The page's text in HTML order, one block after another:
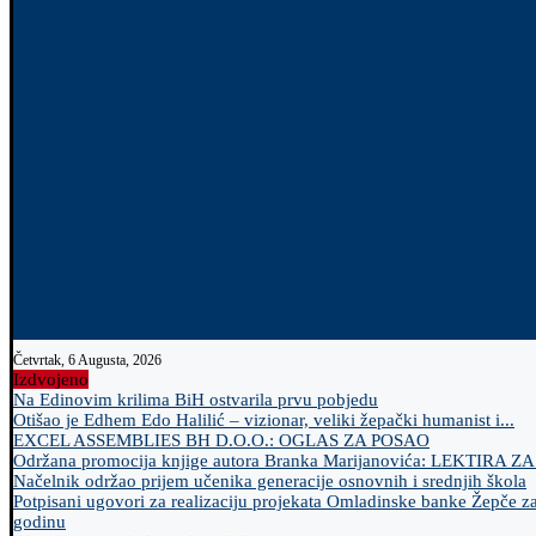
Četvrtak, 6 Augusta, 2026
Izdvojeno
Na Edinovim krilima BiH ostvarila prvu pobjedu
Otišao je Edhem Edo Halilić – vizionar, veliki žepački humanist i...
EXCEL ASSEMBLIES BH D.O.O.: OGLAS ZA POSAO
Održana promocija knjige autora Branka Marijanovića: LEKTIRA
Načelnik održao prijem učenika generacije osnovnih i srednjih škola
Potpisani ugovori za realizaciju projekata Omladinske banke Žepče
godinu